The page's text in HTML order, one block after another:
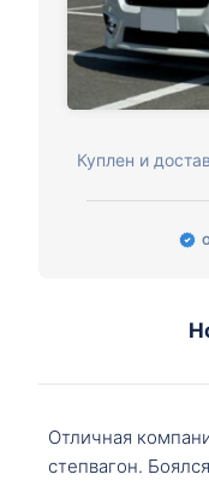
Куплен и
Отличная
степвагон.